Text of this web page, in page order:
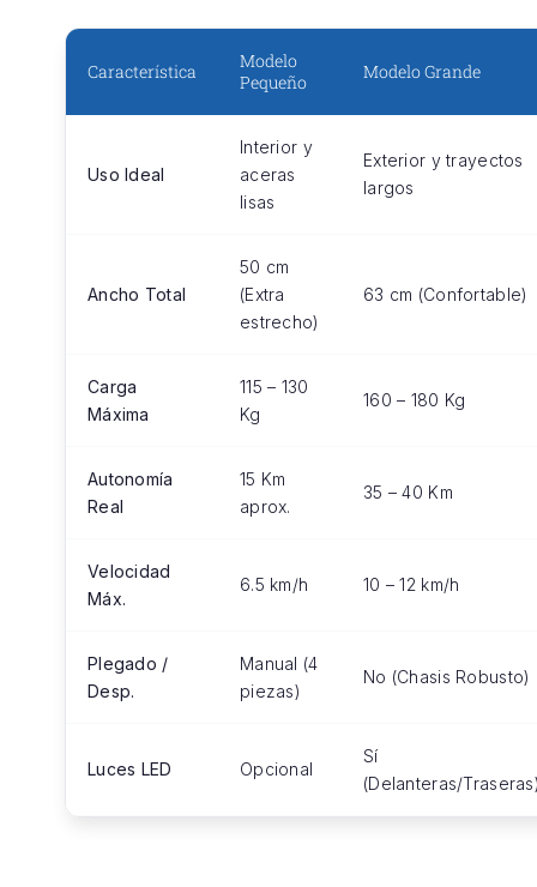
Característica
Modelo
Pequeño
Modelo Grande
Uso Ideal
Interior y
aceras
lisas
Exterior y trayectos
largos
Ancho Total
50 cm
(Extra
estrecho)
63 cm (Confortable)
Carga
Máxima
115 – 130
Kg
160 – 180 Kg
Autonomía
Real
15 Km
aprox.
35 – 40 Km
Velocidad
Máx.
6.5 km/h 10 – 12 km/h
Plegado /
Desp.
Manual (4
piezas)
No (Chasis Robusto)
Luces LED Opcional
Sí
(Delanteras/